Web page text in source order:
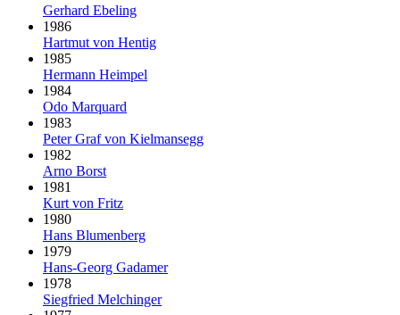
Gerhard Ebeling
1986
Hartmut von Hentig
1985
Hermann Heimpel
1984
Odo Marquard
1983
Peter Graf von Kielmansegg
1982
Arno Borst
1981
Kurt von Fritz
1980
Hans Blumenberg
1979
Hans-Georg Gadamer
1978
Siegfried Melchinger